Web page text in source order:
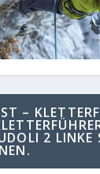
–
2 LINKE